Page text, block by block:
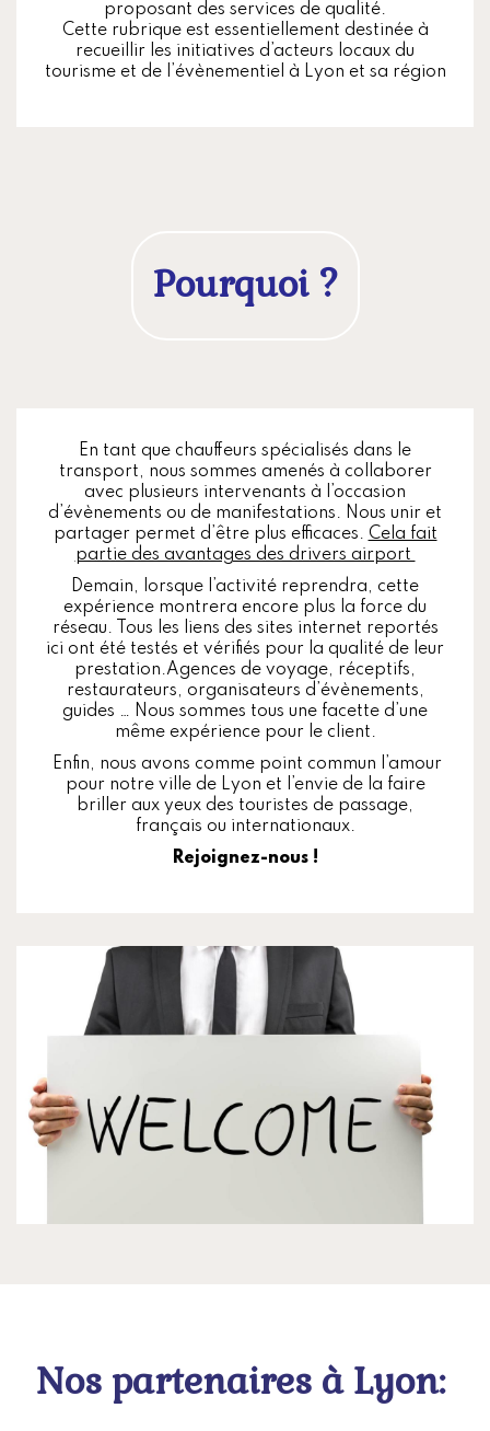
proposant des services de qualité.
Cette rubrique est essentiellement destinée à
recueillir les initiatives d’acteurs locaux du
tourisme et de l’évènementiel à Lyon et sa région
Pourquoi ?
En tant que chauffeurs spécialisés dans le
transport, nous sommes amenés à collaborer
avec plusieurs intervenants à l’occasion
d’évènements ou de manifestations. Nous unir et
partager permet d’être plus efficaces. Cela fait
partie des avantages des drivers airport
Demain, lorsque l’activité reprendra, cette
expérience montrera encore plus la force du
réseau. Tous les liens des sites internet reportés
ici ont été testés et vérifiés pour la qualité de leur
prestation.Agences de voyage, réceptifs,
restaurateurs, organisateurs d’évènements,
guides … Nous sommes tous une facette d’une
même expérience pour le client.
Enfin, nous avons comme point commun l’amour
pour notre ville de Lyon et l’envie de la faire
briller aux yeux des touristes de passage,
français ou internationaux.
Rejoignez-nous !
Nos partenaires à Lyon: